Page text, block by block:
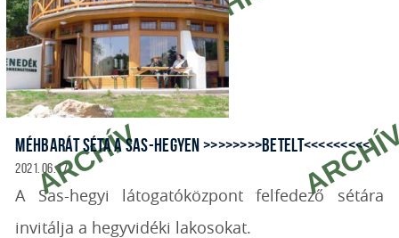
MÉHBARÁT SÉTA A SAS-HEGYEN >>>>>>>>BETELT<<<<<<<<<
2021. 06. 17.
A Sas-hegyi látogatóközpont felfedező sétára
invitálja a hegyvidéki lakosokat.